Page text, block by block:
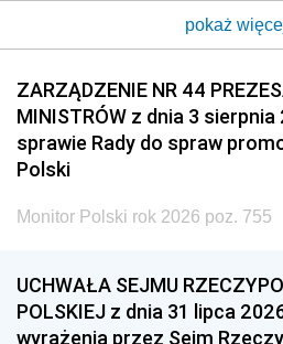
2017 2016
2014 2013
2011 2010
2008 2007
2005
1996 1995
1993 1992
pokaż
ZARZĄDZENIE NR 44
MINISTRÓW z dnia 3 sierpnia
sprawie Rady do spraw
Polski
Monitor Polski rok 2026 poz. 755
UCHWAŁA SEJMU
POLSKIEJ z dnia 31 lipca
wyrażenia przez Sejm